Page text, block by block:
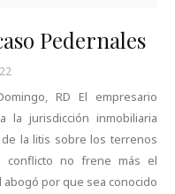
Pedernales
RD El empresario
la jurisdicción inmobiliaria
la litis sobre los terrenos
no frene más el
abogó por que sea conocido